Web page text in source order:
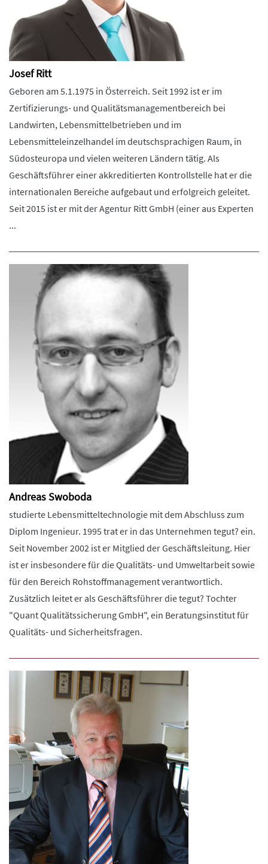
Josef Ritt
Geboren am 5.1.1975 in Österreich. Seit 1992 ist er im
Zertifizierungs- und Qualitätsmanagementbereich bei
Landwirten, Lebensmittelbetrieben und im
Lebensmitteleinzelhandel im deutschsprachigen Raum, in
Südosteuropa und vielen weiteren Ländern tätig. Als
Geschäftsführer einer akkreditierten Kontrollstelle hat er die
internationalen Bereiche aufgebaut und erfolgreich geleitet.
Seit 2015 ist er mit der Agentur Ritt GmbH (einer aus Experten
...
Andreas Swoboda
studierte Lebensmitteltechnologie mit dem Abschluss zum
Diplom Ingenieur. 1995 trat er in das Unternehmen tegut? ein.
Seit November 2002 ist er Mitglied der Geschäftsleitung. Hier
ist er insbesondere für die Qualitäts- und Umweltarbeit sowie
für den Bereich Rohstoffmanagement verantwortlich.
Zusätzlich leitet er als Geschäftsführer die tegut? Tochter
"Quant Qualitätssicherung GmbH", ein Beratungsinstitut für
Qualitäts- und Sicherheitsfragen.